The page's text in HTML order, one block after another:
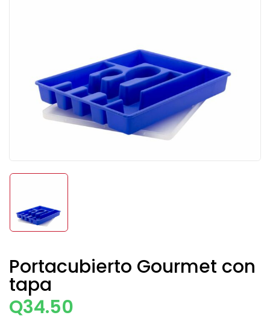
Portacubierto Gourmet con
tapa
Q34.50